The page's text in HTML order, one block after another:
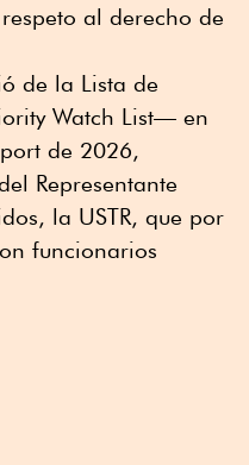
al derecho de
de la Lista de
Watch List— en
de 2026,
Representante
la USTR, que por
funcionarios